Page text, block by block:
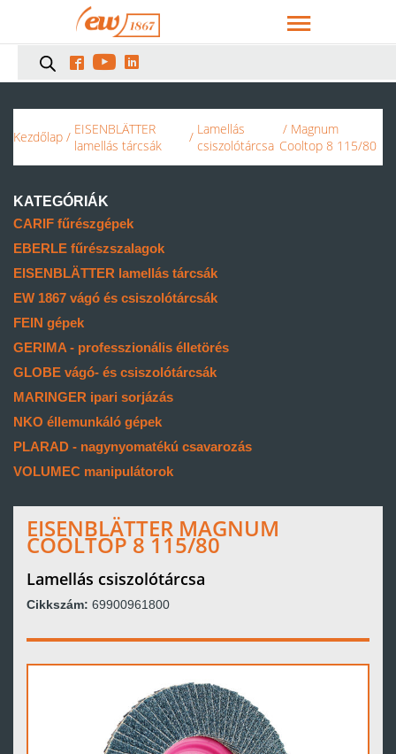
  
Kezdőlap / EISENBLÄTTER
lamellás tárcsák
/ Lamellás
csiszolótárcsa
/ Magnum
Cooltop 8 115/80
KATEGÓRIÁK
CARIF fűrészgépek
EBERLE fűrészszalagok
EISENBLÄTTER lamellás tárcsák
EW 1867 vágó és csiszolótárcsák
FEIN gépek
GERIMA - professzionális élletörés
GLOBE vágó- és csiszolótárcsák
MARINGER ipari sorjázás
NKO éllemunkáló gépek
PLARAD - nagynyomatékú csavarozás
VOLUMEC manipulátorok
EISENBLÄTTER MAGNUM
COOLTOP 8 115/80
Lamellás csiszolótárcsa
Cikkszám: 69900961800